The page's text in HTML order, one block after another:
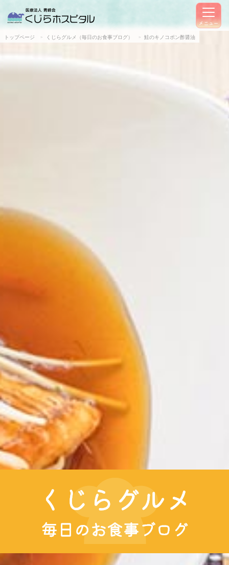
メニュー
トップページ くじらグルメ（毎日のお食事ブログ） 鮭のキノコポン酢醤油